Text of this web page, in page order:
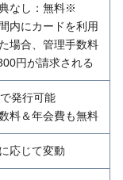
なし：無料※
内にカードを利用
場合、管理手数料
円が請求される
発行可能
料＆年会費も無料
応じて変動